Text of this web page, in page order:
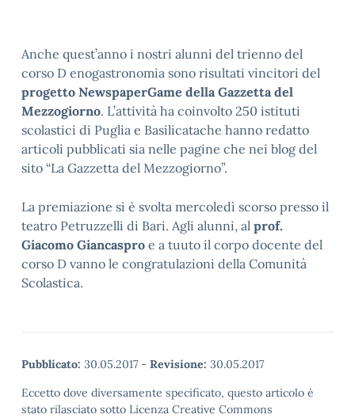
Anche quest’anno i nostri alunni del trienno del
corso D enogastronomia sono risultati vincitori del
progetto NewspaperGame della Gazzetta del
Mezzogiorno. L’attività ha coinvolto 250 istituti
scolastici di Puglia e Basilicatache hanno redatto
articoli pubblicati sia nelle pagine che nei blog del
sito “La Gazzetta del Mezzogiorno”.
La premiazione si è svolta mercoledì scorso presso il
teatro Petruzzelli di Bari. Agli alunni, al prof.
Giacomo Giancaspro e a tuuto il corpo docente del
corso D vanno le congratulazioni della Comunità
Scolastica.
Pubblicato: 30.05.2017 - Revisione: 30.05.2017
Eccetto dove diversamente specificato, questo articolo è
stato rilasciato sotto Licenza Creative Commons